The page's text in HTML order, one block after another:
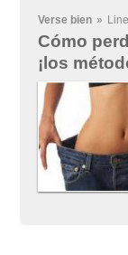
Verse bien »
Cómo
¡los